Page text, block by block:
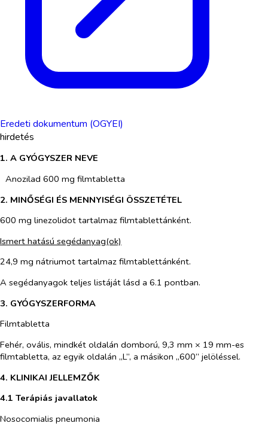
Eredeti dokumentum (OGYEI)
hirdetés
1. A GYÓGYSZER NEVE
Anozilad 600 mg filmtabletta
2. MINŐSÉGI ÉS MENNYISÉGI ÖSSZETÉTEL
600 mg linezolidot tartalmaz filmtablettánként.
Ismert hatású segédanyag(ok)
24,9 mg nátriumot tartalmaz filmtablettánként.
A segédanyagok teljes listáját lásd a 6.1 pontban.
3. GYÓGYSZERFORMA
Filmtabletta
Fehér, ovális, mindkét oldalán domború, 9,3 mm × 19 mm-es
filmtabletta, az egyik oldalán „L”, a másikon „600” jelöléssel.
4. KLINIKAI JELLEMZŐK
4.1 Terápiás javallatok
Nosocomialis pneumonia